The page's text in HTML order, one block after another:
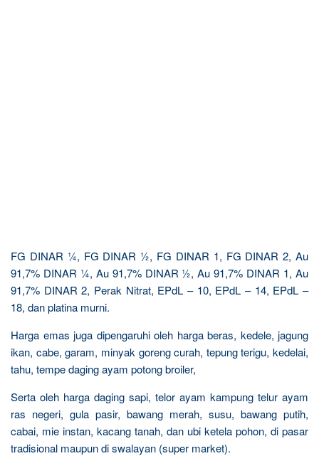
FG DINAR ¼, FG DINAR ½, FG DINAR 1, FG DINAR 2, Au
91,7% DINAR ¼, Au 91,7% DINAR ½, Au 91,7% DINAR 1, Au
91,7% DINAR 2, Perak Nitrat, EPdL – 10, EPdL – 14, EPdL –
18, dan platina murni.
Harga emas juga dipengaruhi oleh harga beras, kedele, jagung
ikan, cabe, garam, minyak goreng curah, tepung terigu, kedelai,
tahu, tempe daging ayam potong broiler,
Serta oleh harga daging sapi, telor ayam kampung telur ayam
ras negeri, gula pasir, bawang merah, susu, bawang putih,
cabai, mie instan, kacang tanah, dan ubi ketela pohon, di pasar
tradisional maupun di swalayan (super market).